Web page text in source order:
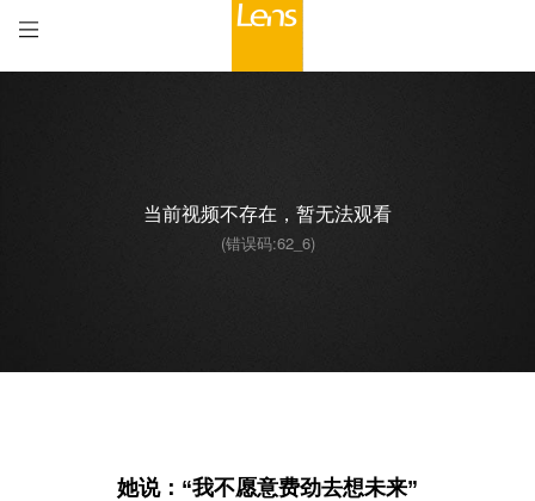
当前视频不存在，暂无法观看
(错误码:62_6)
她说：“我不愿意费劲去想未来”